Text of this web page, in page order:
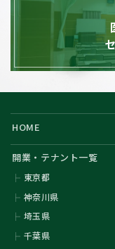
HOME
開業・テナント一覧
東京都
神奈川県
埼玉県
千葉県